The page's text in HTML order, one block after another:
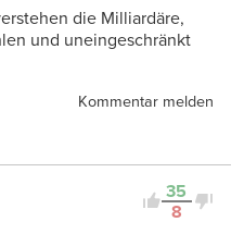
die Milliardäre,
und uneingeschränkt
Kommentar melden
35
8